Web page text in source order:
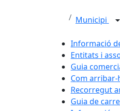
Municipi
Informació
Entitats i
Guia
Com arribar-
Recorregut
Guia de